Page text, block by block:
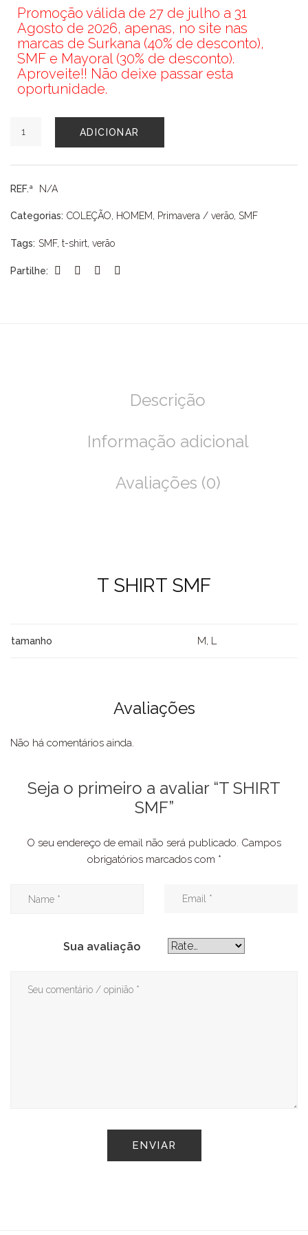
Promoção válida de 27 de julho a 31
Agosto de 2026, apenas, no site nas
marcas de Surkana (40% de desconto),
SMF e Mayoral (30% de desconto).
Aproveite!! Não deixe passar esta
oportunidade.
de
SHIRT
SMF
ADICIONAR
REF.ª N/A
Categorias: COLEÇÃO, HOMEM, Primavera / verão, SMF
Tags: SMF, t-shirt, verão
Partilhe:
Descrição
Informação adicional
Avaliações (0)
T SHIRT SMF
tamanho M, L
Avaliações
Não há comentários ainda.
Seja o primeiro a avaliar “T SHIRT
SMF”
O seu endereço de email não será publicado. Campos
obrigatórios marcados com *
Sua avaliação